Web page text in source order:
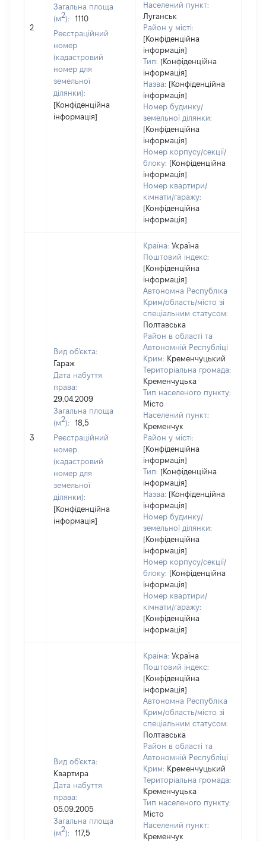
2
Загальна площа
(м2):
1110
Реєстраційний
номер
(кадастровий
номер для
земельної
ділянки):
[Конфіденційна
інформація]
Населений пункт:
Луганськ
Район у місті:
[Конфіденційна
інформація]
Тип: [Конфіденційна
інформація]
Назва: [Конфіденційна
інформація]
Номер будинку/
земельної ділянки:
[Конфіденційна
інформація]
Номер корпусу/секції/
блоку: [Конфіденційна
інформація]
Номер квартири/
кімнати/гаражу:
[Конфіденційна
інформація]
3
Вид об'єкта:
Гараж
Дата набуття
права:
29.04.2009
Загальна площа
(м2):
18,5
Реєстраційний
номер
(кадастровий
номер для
земельної
ділянки):
[Конфіденційна
інформація]
Країна: Україна
Поштовий індекс:
[Конфіденційна
інформація]
Автономна Республіка
Крим/область/місто зі
спеціальним статусом:
Полтавська
Район в області та
Автономній Республіці
Крим: Кременчуцький
Територіальна громада:
Кременчуцька
Тип населеного пункту:
Місто
Населений пункт:
Кременчук
Район у місті:
[Конфіденційна
інформація]
Тип: [Конфіденційна
інформація]
Назва: [Конфіденційна
інформація]
Номер будинку/
земельної ділянки:
[Конфіденційна
інформація]
Номер корпусу/секції/
блоку: [Конфіденційна
інформація]
Номер квартири/
кімнати/гаражу:
[Конфіденційна
інформація]
Вид об'єкта:
Квартира
Дата набуття
права:
05.09.2005
Загальна площа
(м2):
117,5
Країна: Україна
Поштовий індекс:
[Конфіденційна
інформація]
Автономна Республіка
Крим/область/місто зі
спеціальним статусом:
Полтавська
Район в області та
Автономній Республіці
Крим: Кременчуцький
Територіальна громада:
Кременчуцька
Тип населеного пункту:
Місто
Населений пункт:
Кременчук